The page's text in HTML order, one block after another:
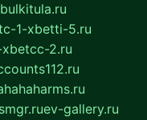
bulkitula.ru
1-xbetti-5.ru
2.ru
ev-gallery.ru